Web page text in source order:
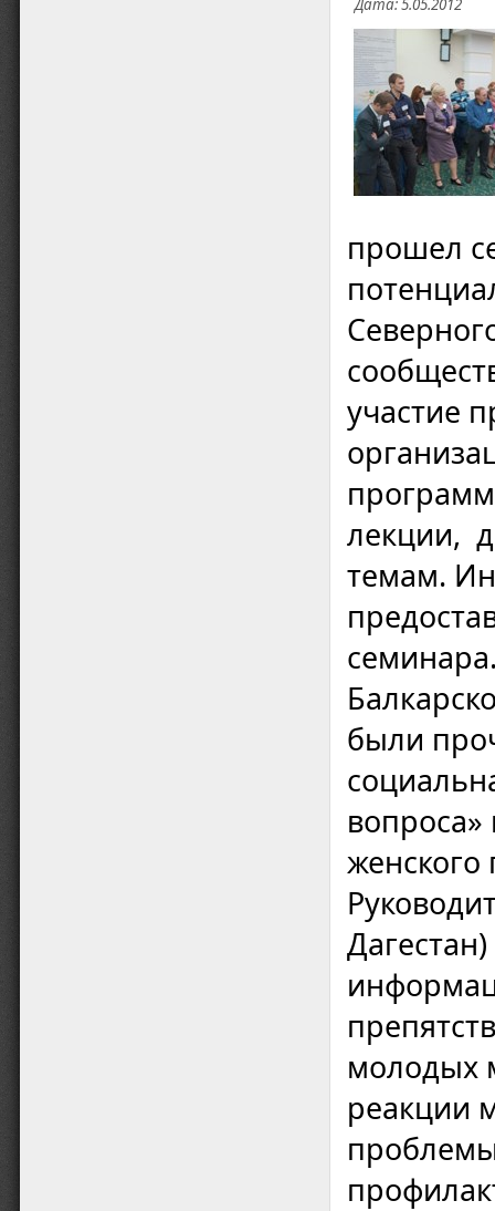
Дата: 5.05.2012
прошел
участие
лекции,
темам.
были
женского
молодых
реакции